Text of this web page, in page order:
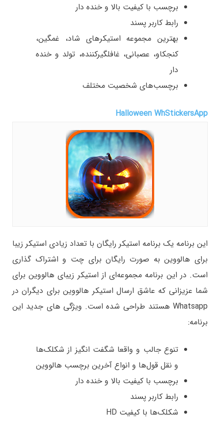
برچسب با کیفیت بالا و خنده دار
رابط کاربر پسند
بهترین مجموعه استیکرهای شاد، غمگین،
کنجکاو، عصبانی، غافلگیرکننده، تولد و خنده
دار
برچسب‌های شخصیت مختلف
Halloween WhStickersApp
این برنامه یک برنامه استیکر رایگان با تعداد زیادی استیکر زیبا
برای هالووین به صورت رایگان برای چت و اشتراک گذاری
است. در این برنامه مجموعه‌ای از استیکر زیبای هالووین برای
شما عزیزانی که عاشق ارسال استیکر هالووین برای دیگران در
Whatsapp هستند طراحی شده است. ویژگی های جدید این
برنامه:
تنوع جالب و واقعا شگفت انگیز از شکلک‌ها
و نقل قول‌ها و انواع آخرین برچسب هالووین
برچسب با کیفیت بالا و خنده دار
رابط کاربر پسند
شکلک‌ها با کیفیت HD